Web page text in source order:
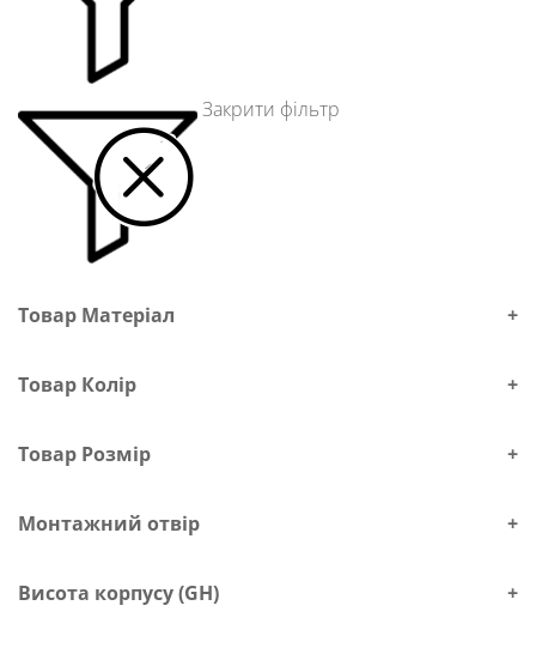
Закрити фільтр
Товар Матеріал +
Товар Колір +
Товар Розмір +
Монтажний отвір +
Висота корпусу (GH) +